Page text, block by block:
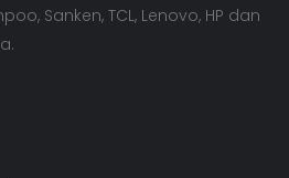
Sanken, TCL, Lenovo, HP dan